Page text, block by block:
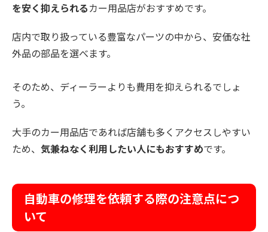
を安く抑えられるカー用品店がおすすめです。
店内で取り扱っている豊富なパーツの中から、安価な社
外品の部品を選べます。
そのため、ディーラーよりも費用を抑えられるでしょ
う。
大手のカー用品店であれば店舗も多くアクセスしやすい
ため、 気兼ねなく利用したい人にもおすすめです。
自動車の修理を依頼する際の注意点につ
いて